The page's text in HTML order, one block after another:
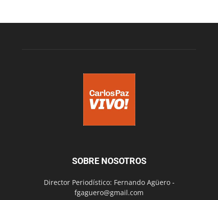
SOBRE NOSOTROS
Director Periodístico: Fernando Agüero -
fgaguero@gmail.com